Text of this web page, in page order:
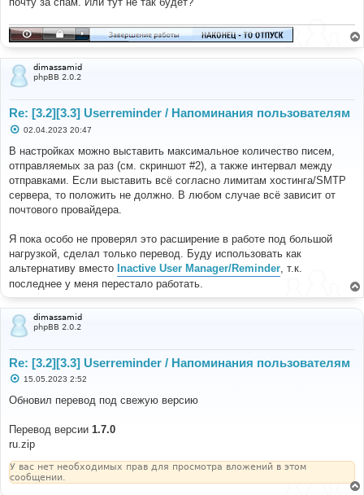
н
е
dimassamid
phpBB 2.0.2
Re: [3.2][3.3] Userreminder / Напоминания пользователям
С
о
б
щ
е
н
и
е
02.04.2023 20:47
В настройках можно выставить максимальное количество писем,
отправляемых за раз (см. скриншот #2), а также интервал между
отправками. Если выставить всё согласно лимитам хостинга/SMTP
сервера, то положить не должно. В любом случае всё зависит от
почтового провайдера.
Я пока особо не проверял это расширение в работе под большой
нагрузкой, сделал только перевод. Буду использовать как
альтернативу вместо Inactive User Manager/Reminder , т.к.
последнее у меня перестало работать.
dimassamid
phpBB 2.0.2
Re: [3.2][3.3] Userreminder / Напоминания пользователям
С
о
б
е
н
и
15.05.2023 2:52
Обновил перевод под свежую версию
Перевод версии 1.7.0
ru.zip
У вас нет необходимых прав для просмотра вложений в этом
сообщении.